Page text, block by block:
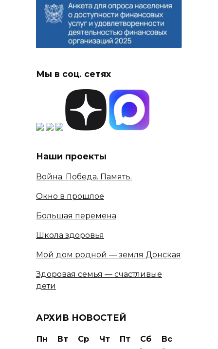
Мы в соц. сетях
Наши проекты
Война. Победа. Память.
Окно в прошлое
Большая перемена
Школа здоровья
Мой дом родной — земля Донская
Здоровая семья — счастливые
дети
АРХИВ НОВОСТЕЙ
Пн Вт Ср Чт Пт Сб
Вс